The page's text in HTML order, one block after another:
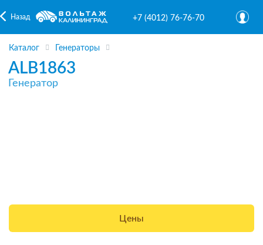
Назад +7 (4012) 76-76-70
Каталог Генераторы
ALB1863
Генератор
Цены